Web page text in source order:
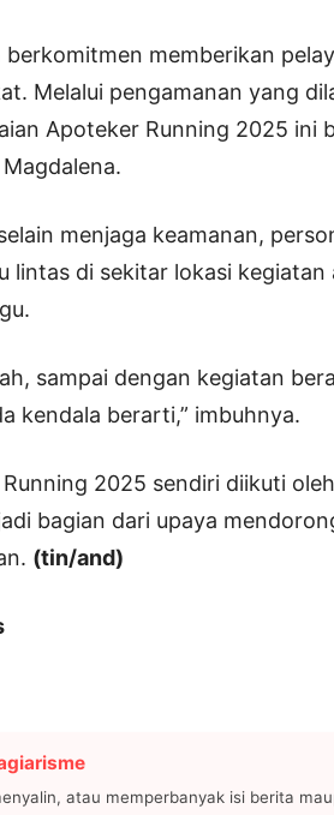
berkomitmen memberikan
Melalui pengamanan yang
Apoteker Running 2025 ini
menjaga keamanan,
lintas di sekitar lokasi
sampai dengan kegiatan
kendala berarti,” imbuhnya.
2025 sendiri diikuti
bagian dari upaya
(tin/and)
atau memperbanyak isi berita